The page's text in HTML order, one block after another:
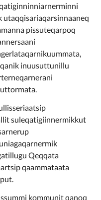
utaqqisariaqarsinnaaneq
pissuteqarpoq
inuusuttunillu
suleqatigiinnermikkut
Qeqqata
qaammataata
kommunit qanoq